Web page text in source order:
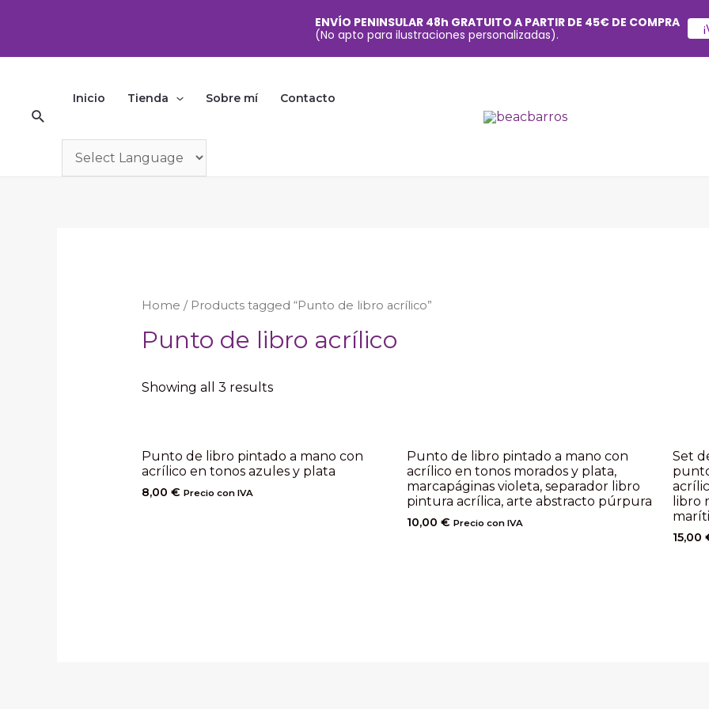
contenido
Buscar
Inicio Tienda Sobre mí Contacto
Home / Products tagged “Punto de libro acrílico”
Punto de libro acrílico
Showing all 3 results
Punto de libro pintado a mano con
acrílico en tonos azules y plata
8,00 € Precio con IVA
Punto de libro pintado a mano con
acrílico en tonos morados y plata,
marcapáginas violeta, separador libro
pintura acrílica, arte abstracto púrpura
10,00€ Precio con IVA
Set
libro
15,00
ENVÍO PENINSULAR 48h GRATUITO A PARTIR DE 45€ DE COMPRA
(No apto para ilustraciones personalizadas).